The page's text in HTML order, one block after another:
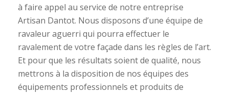
à faire appel au service de notre entreprise
Artisan Dantot. Nous disposons d’une équipe de
ravaleur aguerri qui pourra effectuer le
ravalement de votre façade dans les règles de l’art.
Et pour que les résultats soient de qualité, nous
mettrons à la disposition de nos équipes des
équipements professionnels et produits de